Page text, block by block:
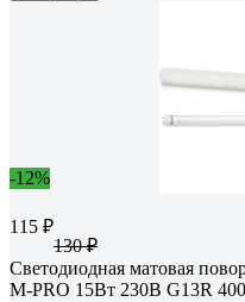
-12%
115 ₽
130 ₽
Светодиодная матовая
М-PRO 15Вт 230В G13R